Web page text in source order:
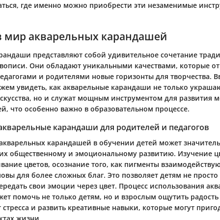
где именно можно приобрести эти незаменимые
мир акварельных карандашей
представляют собой удивительное сочетание
Они обладают уникальными качествами, которые
и родителями новые горизонты для творчества.
увидеть, как акварельные карандаши не только
но и служат мощным инструментом для развития
что особенно важно в образовательном процессе.
карандаши для родителей и педагогов
карандашей в обучении детей может
их общественному и эмоциональному развитию. Изучение
цветов, осознание того, как пигменты
для более сложных благ. Это позволяет детям не
свои эмоции через цвет. Процесс использования
помочь не только детям, но и взрослым ощутить радость
стресса и развить креативные навыки, которые могут